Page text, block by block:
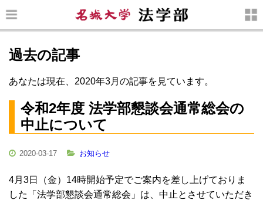
過去の記事
あなたは現在、2020年3月の記事を見ています。
令和2年度 法学部懇談会通常総会の
中止について
2020-03-17 お知らせ
4月3日（金）14時開始予定でご案内を差し上げておりま
した「法学部懇談会通常総会」は、中止とさせていただき